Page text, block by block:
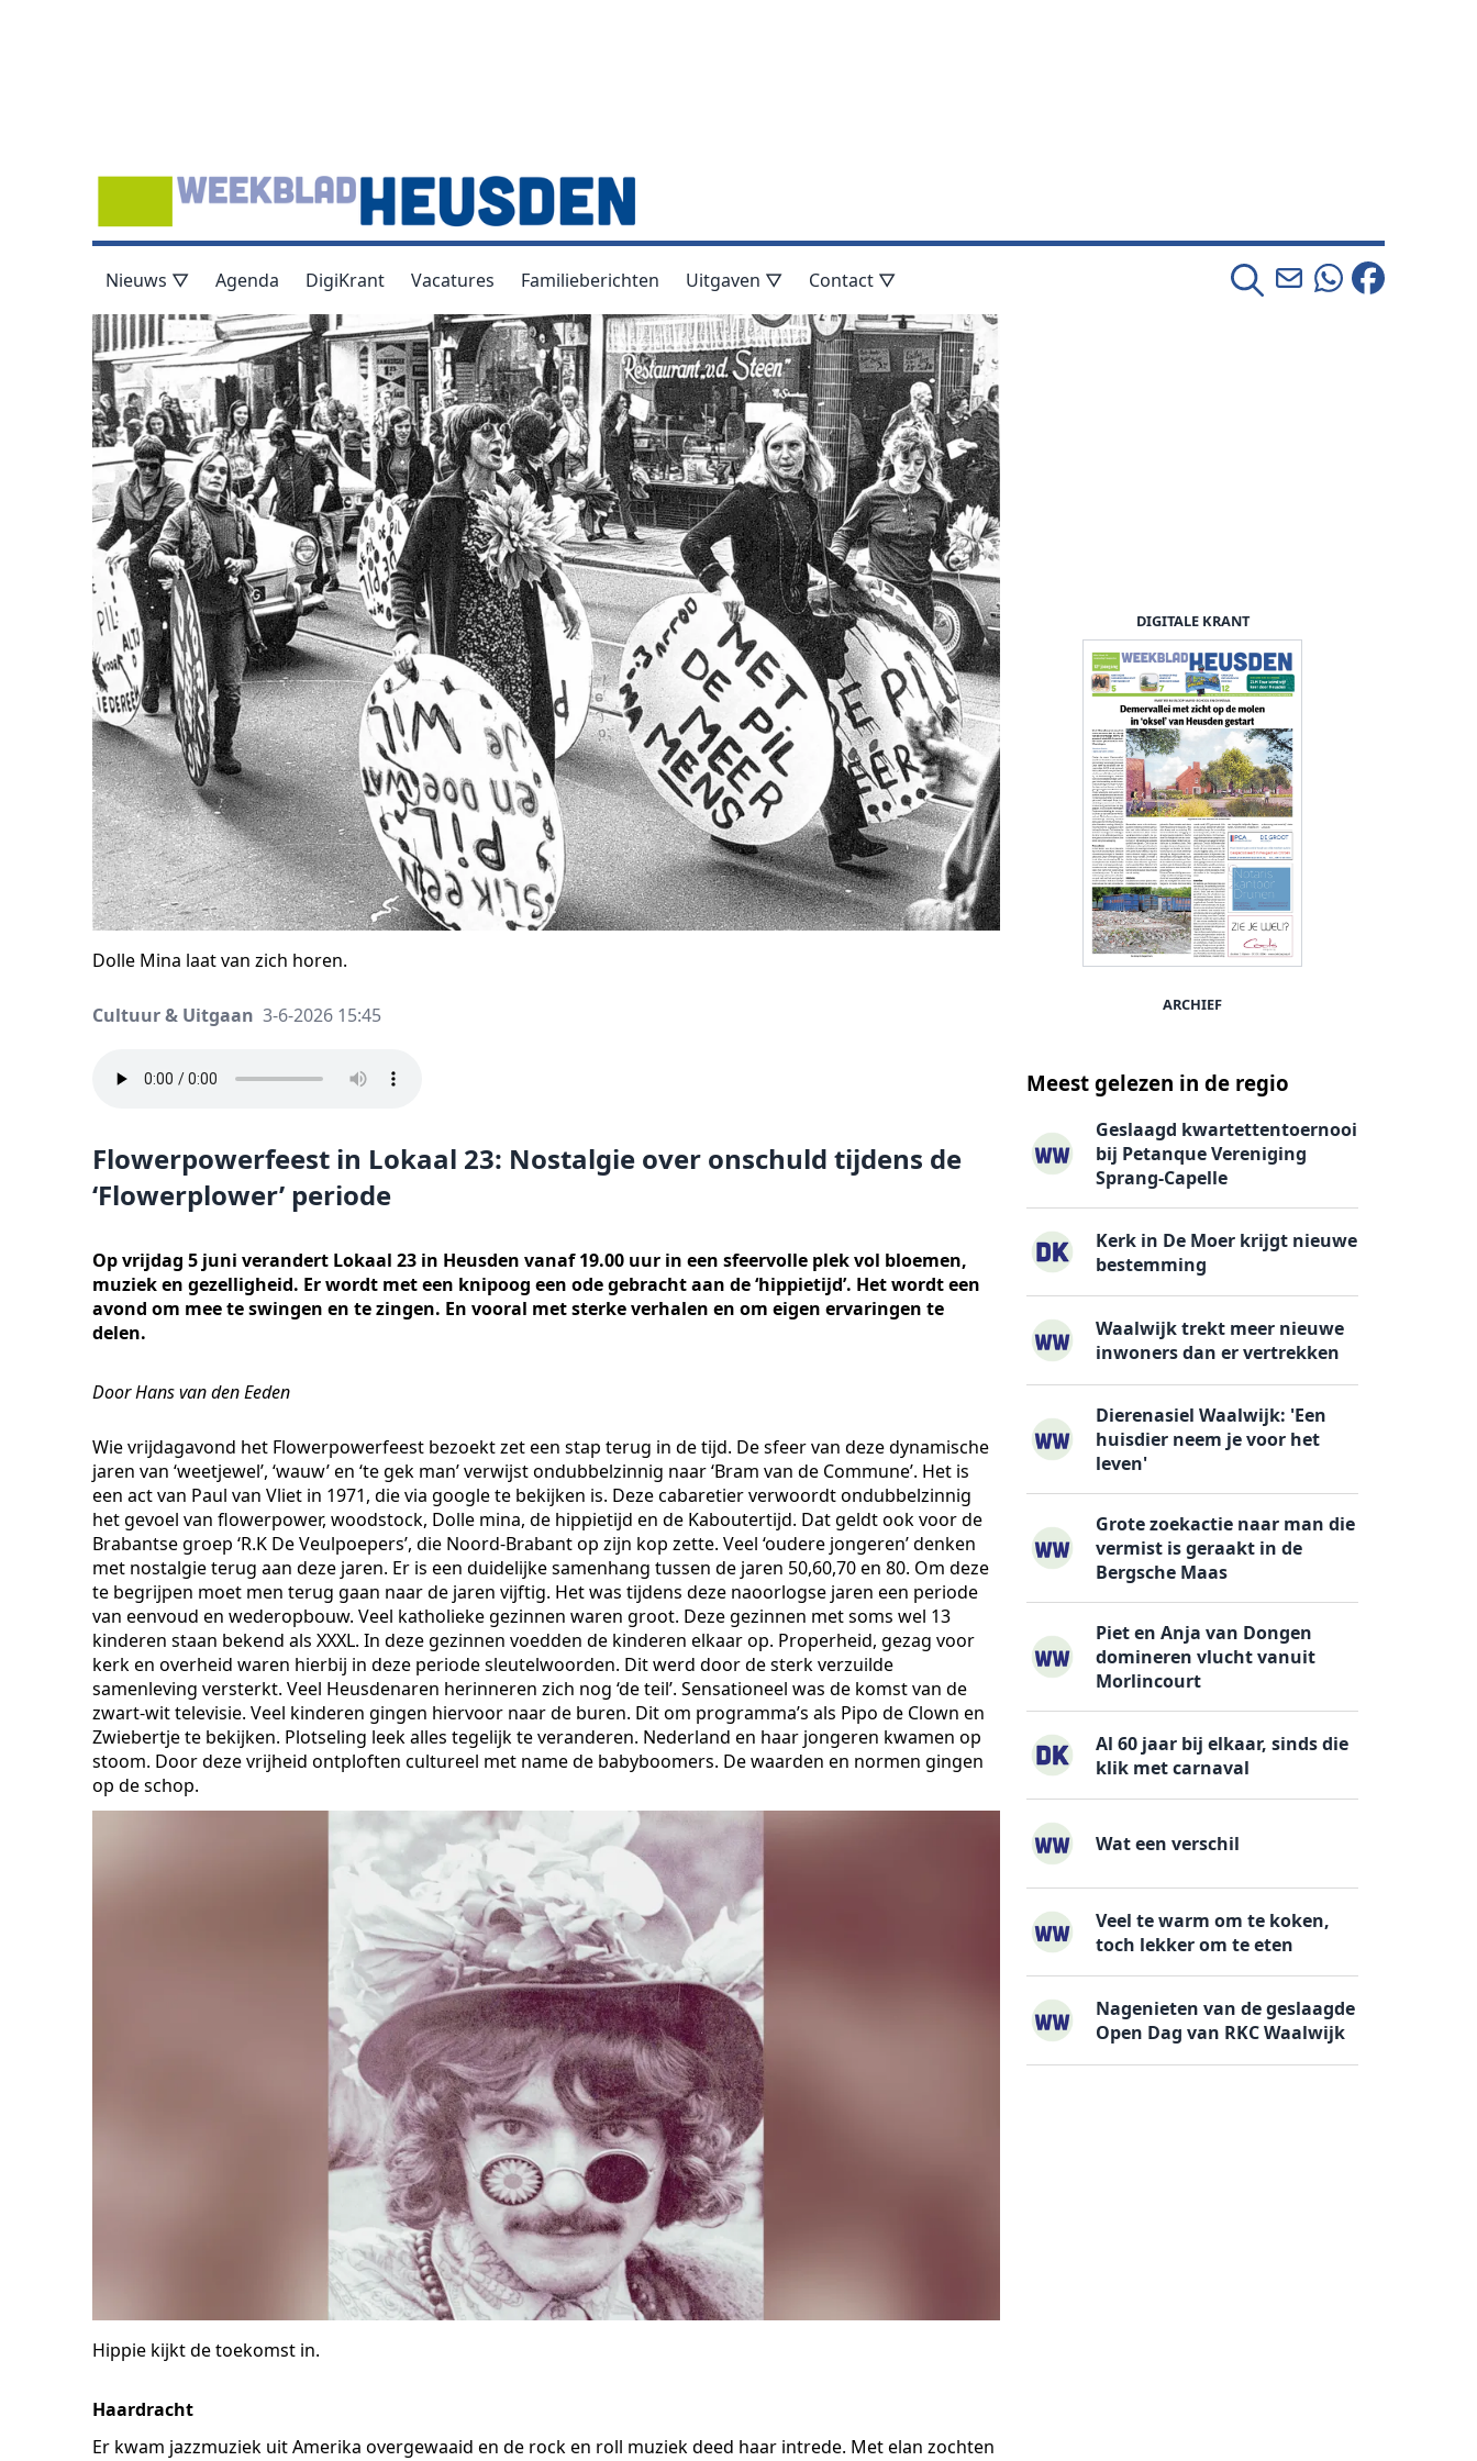
Nieuws ▽ Agenda DigiKrant Vacatures Familieberichten Uitgaven ▽ Contact ▽
Dolle Mina laat van zich horen.
Cultuur & Uitgaan 3-6-2026 15:45
Flowerpowerfeest in Lokaal 23: Nostalgie over onschuld tijdens de
‘Flowerplower’ periode
Op vrijdag 5 juni verandert Lokaal 23 in Heusden vanaf 19.00 uur in een sfeervolle plek vol bloemen,
muziek en gezelligheid. Er wordt met een knipoog een ode gebracht aan de ‘hippietijd’. Het wordt een
avond om mee te swingen en te zingen. En vooral met sterke verhalen en om eigen ervaringen te
delen.
Door Hans van den Eeden
Wie vrijdagavond het Flowerpowerfeest bezoekt zet een stap terug in de tijd. De sfeer van deze dynamische
jaren van ‘weetjewel’, ‘wauw’ en ‘te gek man’ verwijst ondubbelzinnig naar ‘Bram van de Commune’. Het is
een act van Paul van Vliet in 1971, die via google te bekijken is. Deze cabaretier verwoordt ondubbelzinnig
het gevoel van flowerpower, woodstock, Dolle mina, de hippietijd en de Kaboutertijd. Dat geldt ook voor de
Brabantse groep ‘R.K De Veulpoepers’, die Noord-Brabant op zijn kop zette. Veel ‘oudere jongeren’ denken
met nostalgie terug aan deze jaren. Er is een duidelijke samenhang tussen de jaren 50,60,70 en 80. Om deze
te begrijpen moet men terug gaan naar de jaren vijftig. Het was tijdens deze naoorlogse jaren een periode
van eenvoud en wederopbouw. Veel katholieke gezinnen waren groot. Deze gezinnen met soms wel 13
kinderen staan bekend als XXXL. In deze gezinnen voedden de kinderen elkaar op. Properheid, gezag voor
kerk en overheid waren hierbij in deze periode sleutelwoorden. Dit werd door de sterk verzuilde
samenleving versterkt. Veel Heusdenaren herinneren zich nog ‘de teil’. Sensationeel was de komst van de
zwart-wit televisie. Veel kinderen gingen hiervoor naar de buren. Dit om programma’s als Pipo de Clown en
Zwiebertje te bekijken. Plotseling leek alles tegelijk te veranderen. Nederland en haar jongeren kwamen op
stoom. Door deze vrijheid ontploften cultureel met name de babyboomers. De waarden en normen gingen
op de schop.
Hippie kijkt de toekomst in.
Haardracht
Er kwam jazzmuziek uit Amerika overgewaaid en de rock en roll muziek deed haar intrede. Met elan zochten
DIGITALE KRANT
ARCHIEF
Meest gelezen in de regio
Geslaagd kwartettentoernooi
bij Petanque Vereniging
Sprang-Capelle
Kerk in De Moer krijgt nieuwe
bestemming
Waalwijk trekt meer nieuwe
inwoners dan er vertrekken
Dierenasiel Waalwijk: 'Een
huisdier neem je voor het
leven'
Grote zoekactie naar man die
vermist is geraakt in de
Bergsche Maas
Piet en Anja van Dongen
domineren vlucht vanuit
Morlincourt
Al 60 jaar bij elkaar, sinds die
klik met carnaval
Wat een verschil
Veel te warm om te koken,
toch lekker om te eten
Nagenieten van de geslaagde
Open Dag van RKC Waalwijk